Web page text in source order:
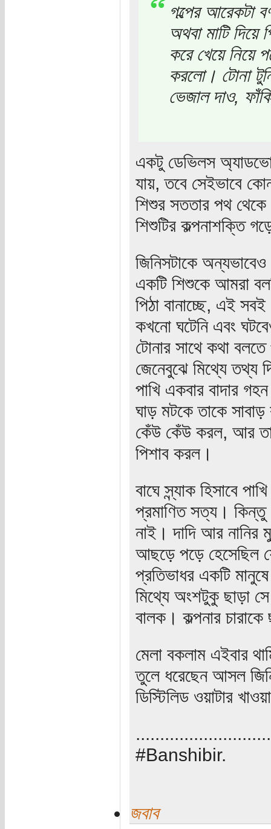
গল্পের আরেকটা
অথবা মাটি দিয়ে
করে খেয়ে নিয়ে
করলো। টোনা
ভেজাল দাও,
একটু ডেভিলস
যায়, তবে সেইভাবে
শিশুর সততার পথ
শিশুটির কল্পনাশক্তি
জিনিসটাকে
একটি শিশুকে আমরা
পিঠা বানাচ্ছে, এই
কখনো ঘটেনি এবং
টোনার সাথে কথা
জেনেবুঝে মিথ্যে তথ্য
পাখি একবার বাদার
ঘাড় মটকে তাকে সাবাড়
কেঁউ কেঁউ করল, আর
পিশাব করল।
বাঘে স্ন্যাক হিসাবে
প্রমাণিত সত্য। কিন্তু
নাই। দাদি আর নানির
আছড়ে পড়ে হেসেছিল
প্রতিভাধর একটি
মিথ্যে অংশটুকু ছাড়া
বালক। কল্পনার
মেলা বকলাম এইবার
তুলে ধরেছেন আসল
ডিস্টিলিড ওয়াটার
#Banshibir.
জবাব